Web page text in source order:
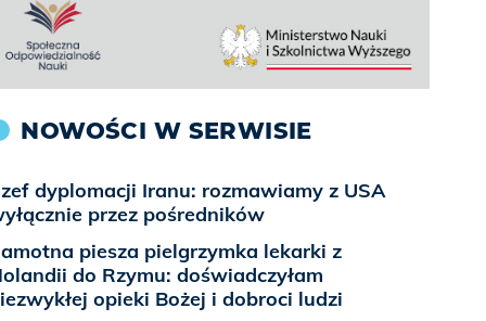
NOWOŚCI W SERWISIE
dyplomacji Iranu: rozmawiamy z USA
przez pośredników
piesza pielgrzymka lekarki z
do Rzymu: doświadczyłam
opieki Bożej i dobroci ludzi